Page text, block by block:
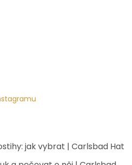
jak vybrat | Carlsbad Hat